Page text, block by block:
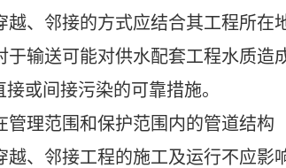
越、邻接的方式应结合其工程所在
于输送可能对供水配套工程水质造
接或间接污染的可靠措施。
管理范围和保护范围内的管道结构
越、邻接工程的施工及运行不应影